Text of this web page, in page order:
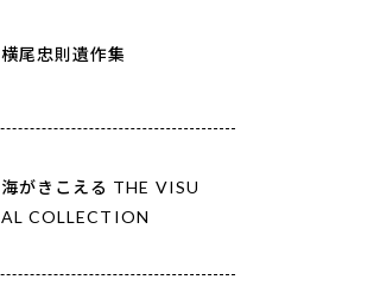
横尾忠則遺作集
海がきこえる THE VISU
AL COLLECTION